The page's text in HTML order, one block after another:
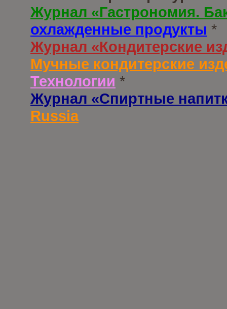
Журнал «Гастрономия.
охлажденные продукты *
Журнал «Кондитерские
Мучные кондитерские
Технологии *
Журнал «Спиртные
Russia